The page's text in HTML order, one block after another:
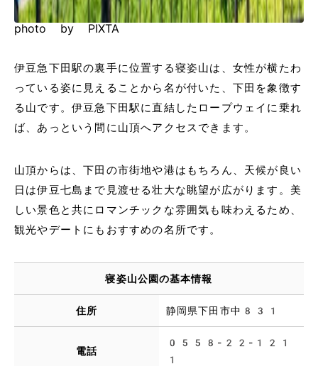
photo by PIXTA
伊豆急下田駅の裏手に位置する寝姿山は、女性が横たわ
っている姿に見えることから名が付いた、下田を象徴す
る山です。伊豆急下田駅に直結したロープウェイに乗れ
ば、あっという間に山頂へアクセスできます。
山頂からは、下田の市街地や港はもちろん、天候が良い
日は伊豆七島まで見渡せる壮大な眺望が広がります。美
しい景色と共にロマンチックな雰囲気も味わえるため、
観光やデートにもおすすめの名所です。
寝姿山公園の基本情報
住所 静岡県下田市中831
電話
0558-22-121
1